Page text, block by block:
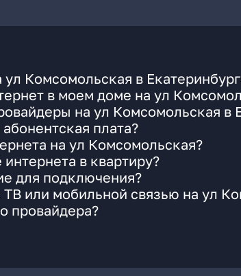
Комсомольская в
в моем доме на ул
на ул Комсомольская в
плата?
на ул Комсомольская?
в квартиру?
для подключения?
или мобильной связью на ул
провайдера?